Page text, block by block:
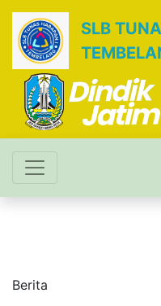
SLB
Berita